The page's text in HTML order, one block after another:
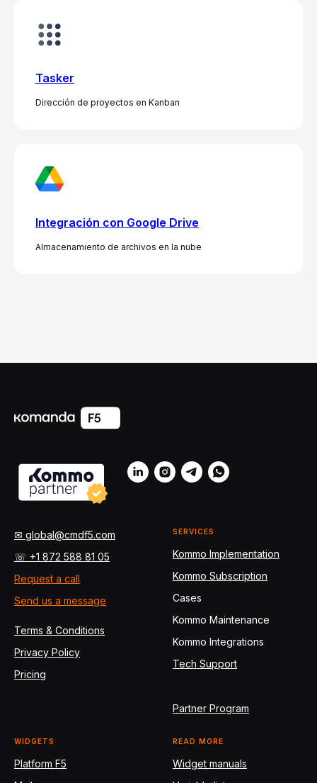
Tasker
Dirección de proyectos en Kanban
Integración con Google Drive
Almacenamiento de archivos en la nube
✉ global@cmdf5.com
☏ +1 872 588 81 05
Request a call
Send us a message
Terms & Conditions
Privacy Policy
Pricing
SERVICES
Kommo Implementation
Kommo Subscription
Cases
Kommo Maintenance
Kommo Integrations
Tech Support
Partner Program
WIDGETS
Platform F5
READ MORE
Widget manuals